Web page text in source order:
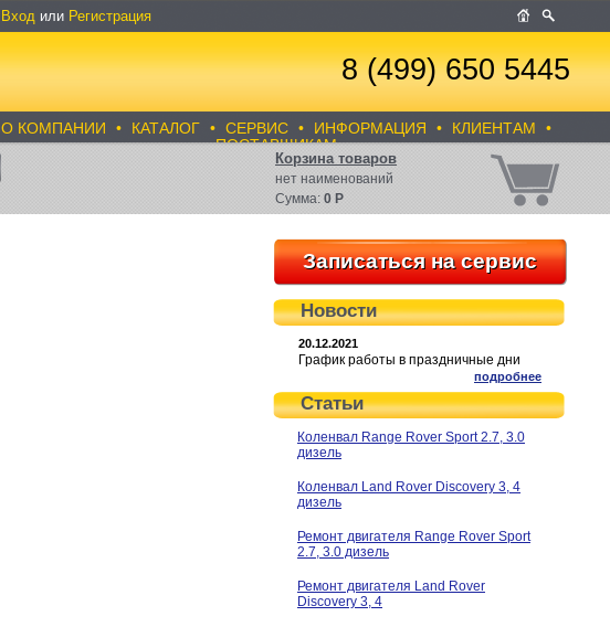
Вход или Регистрация
8 (499) 650 5445
О КОМПАНИИ • КАТАЛОГ • СЕРВИС • ИНФОРМАЦИЯ • КЛИЕНТАМ
•
ПОСТАВЩИКАМ
Корзина товаров
нет наименований
Сумма: 0 Р
Записаться на сервис
Новости
20.12.2021
График работы в праздничные дни
подробнее
Статьи
Коленвал Range Rover Sport 2.7, 3.0
дизель
Коленвал Land Rover Discovery 3, 4
дизель
Ремонт двигателя Range Rover Sport
2.7, 3.0 дизель
Ремонт двигателя Land Rover
Discovery 3, 4